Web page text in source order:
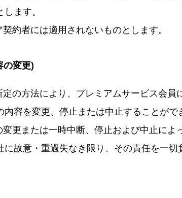
ます。
約者には適用されないものとします。
の変更)
の方法により、プレミアムサービス会員
容を変更、停止または中止することがで
更または一時中断、停止および中止によ
故意・重過失なき限り、その責任を一切